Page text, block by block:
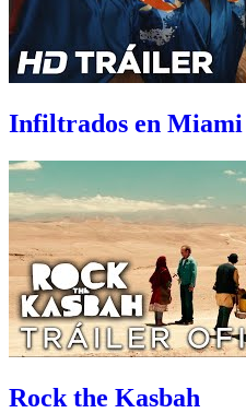
Infiltrados en Miami
Rock the Kasbah